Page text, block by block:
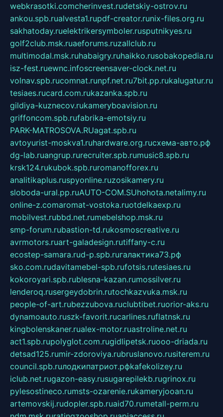
webkrasotki.comcherinvest.rudetskiy-ostrov.ru
ankou.spb.rualvesta1.rupdf-creator.runix-files.org.ru
sakhatoday.ruelektrikersymboler.rusputnikyes.ru
golf2club.msk.ruaeforums.ruzallclub.ru
multimodal.msk.ruhabaigry.ruhaikko.rusobakopedia.ru
isz-fest.ruewnc.infoscreensaver-clock.net.ru
volnav.spb.rucomnat.runpf.net.ru7bit.pp.rukalugatur.ru
tesiaes.rucard.com.rukazanka.spb.ru
gildiya-kuznecov.rukameryboavision.ru
griffoncom.spb.rufabrika-emotsiy.ru
PARK-MATROSOVA.RUagat.spb.ru
avtoyurist-moskva1.ruhardware.org.ruсхема-авто.рф
dg-lab.ruangrup.rurecruiter.spb.rumusic8.spb.ru
krsk124.rukubok.spb.ruromanofforex.ru
analitikaplus.ruspyonline.ruzosikamery.ru
sloboda-ural.pp.ruAUTO-COM.SUhohota.netalimy.ru
online-z.comaromat-vostoka.ruotdelkaexp.ru
mobilvest.rubbd.net.rumebelshop.msk.ru
smp-forum.rubastion-td.rukosmoscreative.ru
avrmotors.ruart-galadesign.rutiffany-c.ru
ecostep-samara.rud-p.spb.ruгалактика73.рф
sko.com.rudavitamebel-spb.rufotsis.rutesiaes.ru
kokoroyari.spb.rublesna-kazan.rumossilver.ru
lenderoq.rusergeydobrin.rutochkazvuka.msk.ru
people-of-art.rubezzubova.ruclubtibet.ruorior-aks.ru
dynamoauto.ruszk-favorit.rucarlines.ruflatnsk.ru
kingbolenskaner.rualex-motor.ruastroline.net.ru
act1.spb.rupolyglot.com.rugidlipetsk.ruooo-driada.ru
detsad125.rumir-zdoroviya.rubruslanovo.rusiterem.ru
council.spb.ruлодкипатриот.рфkafekolizey.ru
iclub.net.rugazon-easy.rusugarepilekb.rugrinox.ru
pylesostineco.rumsts-ozarenie.rukameryjooan.ru
artemovskij.rudopler.spb.ruaid70.rumetall-perm.ru